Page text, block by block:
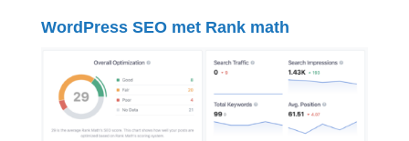
WordPress SEO met Rank math